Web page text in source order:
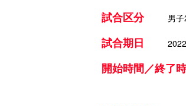
試合区分 男
試合期日
開始時間／終了